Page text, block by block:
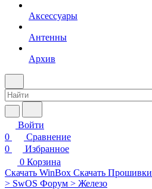
Аксессуары
Антенны
Архив
Войти
0
Сравнение
0
Избранное
0 Корзина
Скачать WinBox Скачать Прошивки
> SwOS Форум > Железо